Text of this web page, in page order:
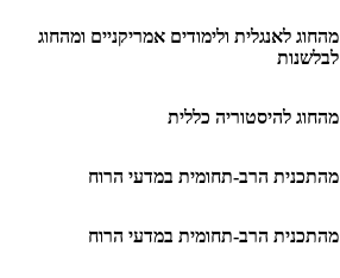
מהחוג לאנגלית ולימודים אמריקניים ומהחוג
לבלשנות
מהחוג להיסטוריה כללית
מהתכנית הרב-תחומית במדעי הרוח
מהתכנית הרב-תחומית במדעי הרוח